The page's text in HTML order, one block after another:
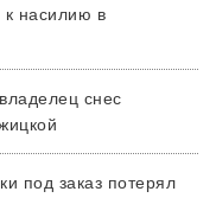
к насилию в
снес
под заказ потерял